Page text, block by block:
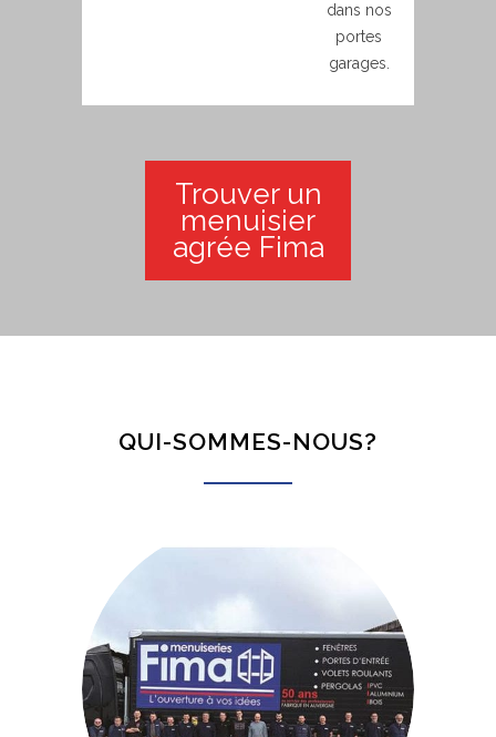
dans nos
portes
garages.
Trouver un
menuisier
agrée Fima
QUI-SOMMES-NOUS?